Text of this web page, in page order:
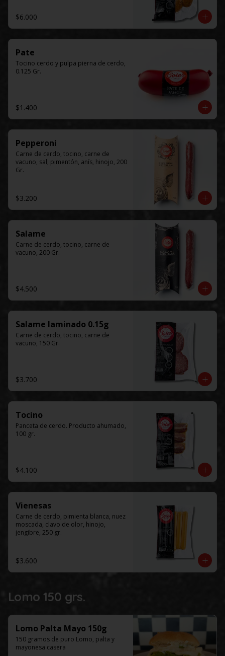
$6.000
Pate
Tocino cerdo y pulpa pierna de cerdo,
0.125 Gr.
$1.400
Pepperoni
Carne de cerdo, tocino, carne de
vacuno, sal, pimentón, anís, hinojo, 200
Gr.
$3.200
Salame
Carne de cerdo, tocino, carne de
vacuno, 200 Gr.
$4.500
Salame laminado 0.15g
Carne de cerdo, tocino, carne de
vacuno, 150 Gr.
$3.700
Tocino
Panceta de cerdo. Producto ahumado,
100 gr.
$4.100
Vienesas
Carne de cerdo, pimienta blanca, nuez
moscada, clavo de olor, hinojo,
jengibre, 250 gr.
$3.600
Lomo 150 grs.
Lomo Palta Mayo 150g
150 gramos de puro Lomo, palta y
mayonesa casera